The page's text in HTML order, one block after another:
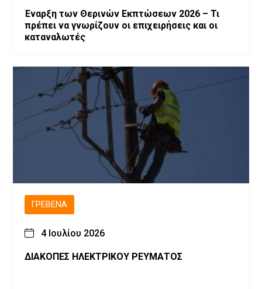
Έναρξη των Θερινών Εκπτώσεων 2026 – Τι
πρέπει να γνωρίζουν οι επιχειρήσεις και οι
καταναλωτές
ΓΡΕΒΕΝΆ
4 Ιουλίου 2026
ΔΙΑΚΟΠΕΣ ΗΛΕΚΤΡΙΚΟΥ ΡΕΥΜΑΤΟΣ